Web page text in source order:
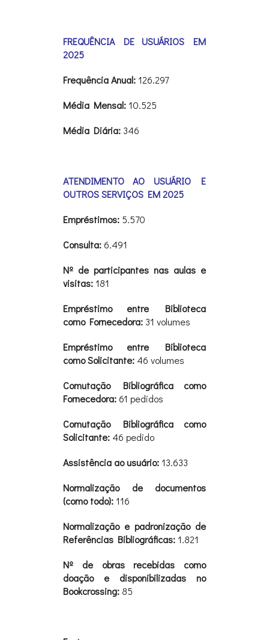
FREQUÊNCIA DE USUÁRIOS EM
2025
Frequência Anual:126.297
Média Mensal:10.525
Média Diária: 346
ATENDIMENTO AO USUÁRIO E
OUTROS SERVIÇOS EM 2025
Empréstimos: 5.570
Consulta:6.491
Nº de participantes nas aulas e
visitas:181
Empréstimo entre Biblioteca
como Fornecedora: 31 volumes
Empréstimo entre Biblioteca
como Solicitante: 46 volumes
Comutação Bibliográfica como
Fornecedora:61 pedidos
Comutação Bibliográfica como
Solicitante: 46 pedido
Assistência ao usuário:13.633
Normalização de documentos
(como todo):116
Normalização e padronização de
Referências Bibliográficas:1.821
Nº de obras recebidas como
doação e disponibilizadas no
Bookcrossing: 85